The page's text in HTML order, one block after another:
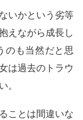
いかという劣等
えながら成長し
のも当然だと思
は過去のトラウ
。
ことは間違いな